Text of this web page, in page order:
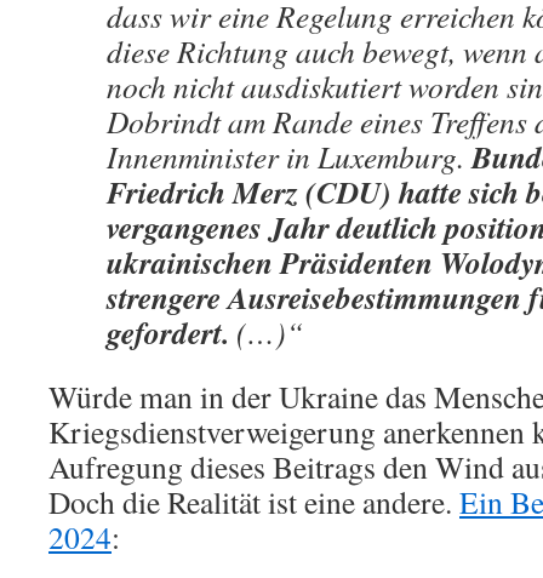
dass wir eine Regelung erreichen
diese Richtung auch bewegt,
noch nicht ausdiskutiert worden
Dobrindt am Rande eines Treffens
Innenminister in Luxemburg.
Friedrich Merz (CDU) hatte sich
vergangenes Jahr deutlich
ukrainischen Präsidenten
strengere
gefordert. (…)“
Würde man in der Ukraine das
Kriegsdienstverweigerung anerkennen
Aufregung dieses Beitrags den Wind
Doch die Realität ist eine andere. Ein
2024: